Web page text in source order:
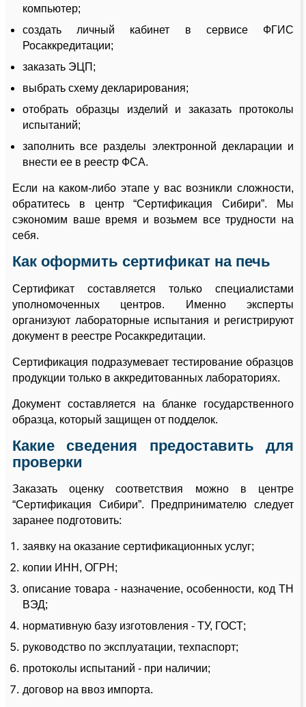
компьютер;
создать личный кабинет в сервисе ФГИС
Росаккредитации;
заказать ЭЦП;
выбрать схему декларирования;
отобрать образцы изделий и заказать протоколы
испытаний;
заполнить все разделы электронной декларации и
внести ее в реестр ФСА.
Если на каком-либо этапе у вас возникли сложности,
обратитесь в центр “Сертификация Сибири”. Мы
сэкономим ваше время и возьмем все трудности на
себя.
Как оформить сертификат на печь
Сертификат составляется только специалистами
уполномоченных центров. Именно эксперты
организуют лабораторные испытания и регистрируют
документ в реестре Росаккредитации.
Сертификация подразумевает тестирование образцов
продукции только в аккредитованных лабораториях.
Документ составляется на бланке государственного
образца, который защищен от подделок.
Какие сведения предоставить для
проверки
Заказать оценку соответствия можно в центре
“Сертификация Сибири”. Предпринимателю следует
заранее подготовить:
заявку на оказание сертификационных услуг;
копии ИНН, ОГРН;
описание товара - назначение, особенности, код ТН
ВЭД;
нормативную базу изготовления - ТУ, ГОСТ;
руководство по эксплуатации, техпаспорт;
протоколы испытаний - при наличии;
договор на ввоз импорта.